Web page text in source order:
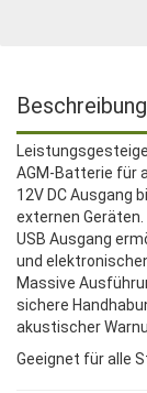
Beschreibung
AGM-Batterie für
12V DC Ausgang
externen Geräten.
USB Ausgang
und
Massive
sichere
akustischer
Geeignet für alle